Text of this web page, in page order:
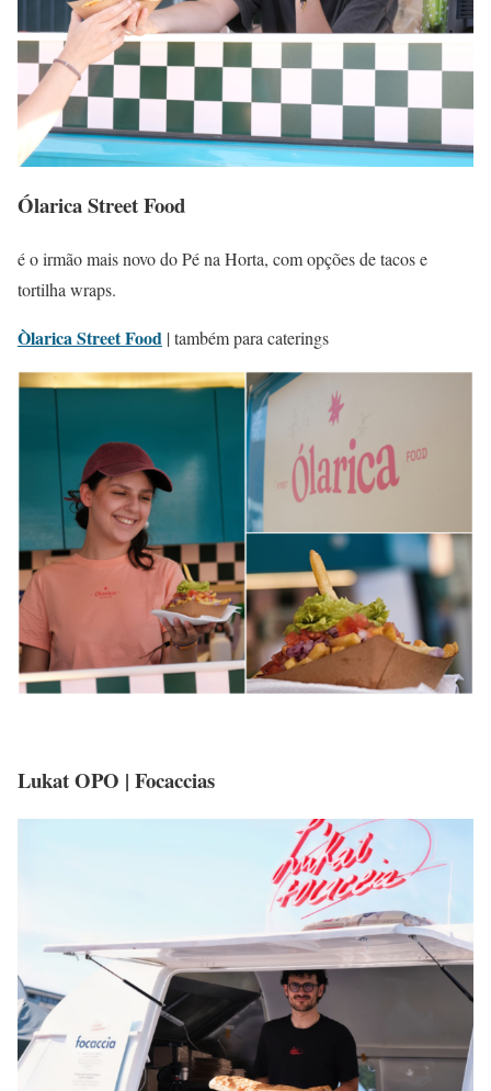
Ólarica Street Food
é o irmão mais novo do Pé na Horta, com opções de tacos e
tortilha wraps.
Òlarica Street Food | também para caterings
Lukat OPO | Focaccias